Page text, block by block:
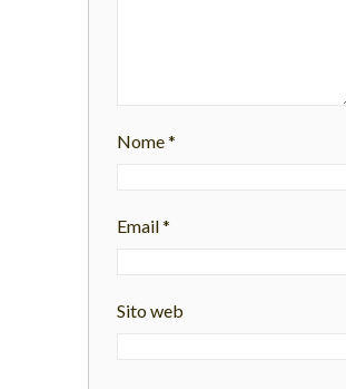
Nome*
Email*
Sito web